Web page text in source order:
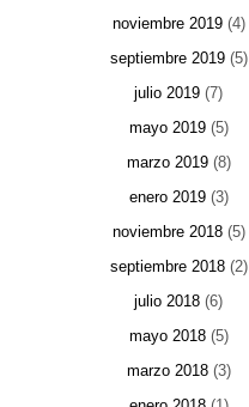
noviembre 2019(4)
septiembre 2019(5)
julio 2019 (7)
mayo 2019(5)
marzo 2019(8)
enero 2019(3)
noviembre 2018(5)
septiembre 2018(2)
julio 2018 (6)
mayo 2018(5)
marzo 2018(3)